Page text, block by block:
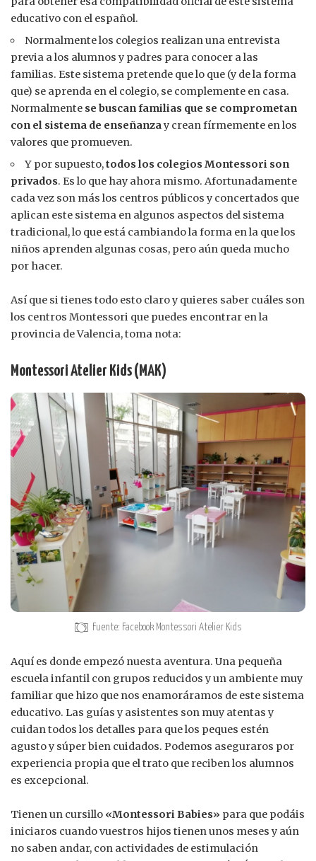
educativo con el español.
Normalmente los colegios realizan una entrevista
previa a los alumnos y padres para conocer a las
familias. Este sistema pretende que lo que (y de la forma
que) se aprenda en el colegio, se complemente en casa.
Normalmente se buscan familias que se comprometan
con el sistema de enseñanzay crean fírmemente en los
valores que promueven.
Y por supuesto,todos los colegios Montessori son
privados. Es lo que hay ahora mismo. Afortunadamente
cada vez son más los centros públicos y concertados que
aplican este sistema en algunos aspectos del sistema
tradicional, lo que está cambiando la forma en la que los
niños aprenden algunas cosas, pero aún queda mucho
por hacer.
Así que si tienes todo esto claro y quieres saber cuáles son
los centros Montessori que puedes encontrar en la
provincia de Valencia, toma nota:
Montessori Atelier Kids (MAK)
Fuente: Facebook Montessori Atelier Kids
Aquí es donde empezó nuesta aventura. Una pequeña
escuela infantil con grupos reducidos y un ambiente muy
familiar que hizo que nos enamoráramos de este sistema
educativo. Las guías y asistentes son muy atentas y
cuidan todos los detalles para que los peques estén
agusto y súper bien cuidados. Podemos aseguraros por
experiencia propia que el trato que reciben los alumnos
es excepcional.
Tienen un cursillo «Montessori Babies» para que podáis
iniciaros cuando vuestros hijos tienen unos meses y aún
no saben andar, con actividades de estimulación